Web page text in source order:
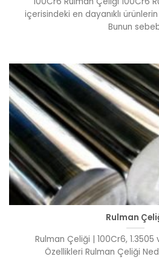
içerisindeki en dayanıklı
Bunun
Rulman
Rulman Çeliği | 100Cr6, 1.3505
Özellikleri Rulman Çeliği